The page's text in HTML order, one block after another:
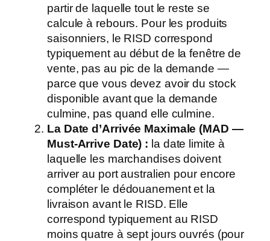
partir de laquelle tout le reste se
calcule à rebours. Pour les produits
saisonniers, le RISD correspond
typiquement au début de la fenêtre de
vente, pas au pic de la demande —
parce que vous devez avoir du stock
disponible avant que la demande
culmine, pas quand elle culmine.
La Date d’Arrivée Maximale (MAD —
Must-Arrive Date) : la date limite à
laquelle les marchandises doivent
arriver au port australien pour encore
compléter le dédouanement et la
livraison avant le RISD. Elle
correspond typiquement au RISD
moins quatre à sept jours ouvrés (pour